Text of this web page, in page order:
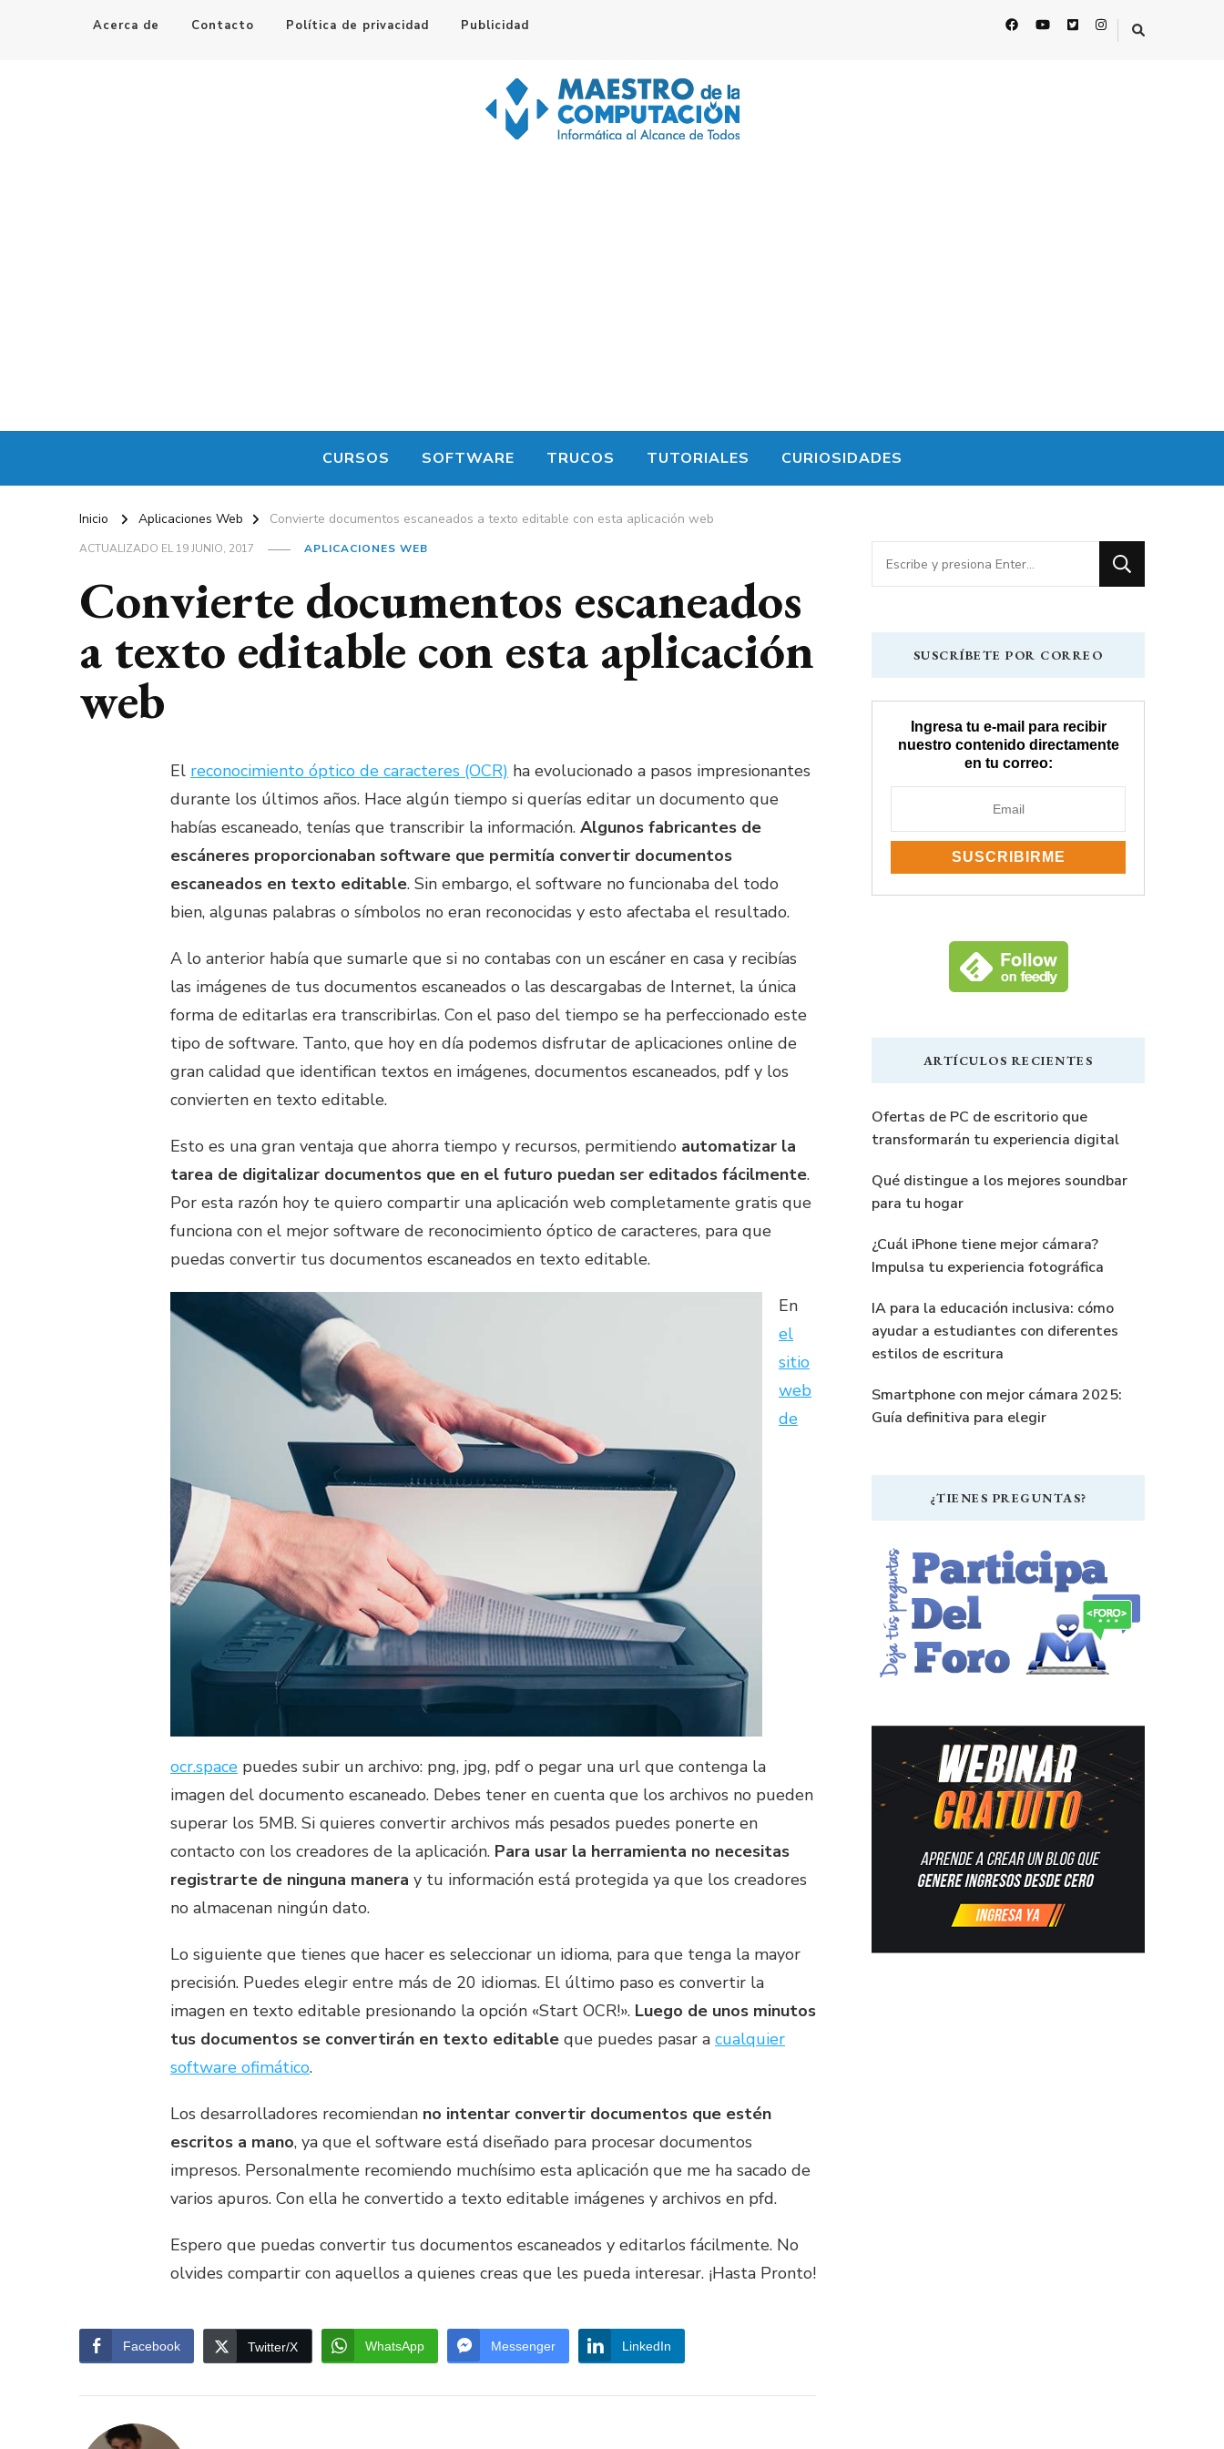
Acerca de Contacto Política de privacidad Publicidad
CURSOS SOFTWARE TRUCOS TUTORIALES CURIOSIDADES
Inicio Aplicaciones Web Convierte documentos escaneados a texto editable con esta aplicación web
ACTUALIZADO EL19 JUNIO, 2017 APLICACIONES WEB
Convierte documentos escaneados
a texto editable con esta aplicación
web
El reconocimiento óptico de caracteres (OCR) ha evolucionado a pasos impresionantes
durante los últimos años. Hace algún tiempo si querías editar un documento que
habías escaneado, tenías que transcribir la información. Algunos fabricantes de
escáneres proporcionaban software que permitía convertir documentos
escaneados en texto editable. Sin embargo, el software no funcionaba del todo
bien, algunas palabras o símbolos no eran reconocidas y esto afectaba el resultado.
A lo anterior había que sumarle que si no contabas con un escáner en casa y recibías
las imágenes de tus documentos escaneados o las descargabas de Internet, la única
forma de editarlas era transcribirlas. Con el paso del tiempo se ha perfeccionado este
tipo de software. Tanto, que hoy en día podemos disfrutar de aplicaciones online de
gran calidad que identifican textos en imágenes, documentos escaneados, pdf y los
convierten en texto editable.
Esto es una gran ventaja que ahorra tiempo y recursos, permitiendo automatizar la
tarea de digitalizar documentos que en el futuro puedan ser editados fácilmente.
Por esta razón hoy te quiero compartir una aplicación web completamente gratis que
funciona con el mejor software de reconocimiento óptico de caracteres, para que
puedas convertir tus documentos escaneados en texto editable.
En
el
sitio
web
de
ocr.space puedes subir un archivo: png, jpg, pdf o pegar una url que contenga la
imagen del documento escaneado. Debes tener en cuenta que los archivos no pueden
superar los 5MB. Si quieres convertir archivos más pesados puedes ponerte en
contacto con los creadores de la aplicación. Para usar la herramienta no necesitas
registrarte de ninguna manera y tu información está protegida ya que los creadores
no almacenan ningún dato.
Lo siguiente que tienes que hacer es seleccionar un idioma, para que tenga la mayor
precisión. Puedes elegir entre más de 20 idiomas. El último paso es convertir la
imagen en texto editable presionando la opción «Start OCR!». Luego de unos minutos
tus documentos se convertirán en texto editable que puedes pasar a cualquier
software ofimático.
Los desarrolladores recomiendan no intentar convertir documentos que estén
escritos a mano, ya que el software está diseñado para procesar documentos
impresos. Personalmente recomiendo muchísimo esta aplicación que me ha sacado de
varios apuros. Con ella he convertido a texto editable imágenes y archivos en pfd.
Espero que puedas convertir tus documentos escaneados y editarlos fácilmente. No
olvides compartir con aquellos a quienes creas que les pueda interesar. ¡Hasta Pronto!
Facebook Twitter/X WhatsApp Messenger LinkedIn
¿Buscas
algo?
SUSCRÍBETE POR CORREO
Ingresa tu e-mail para recibir
nuestro contenido directamente
en tu correo:
ARTÍCULOS RECIENTES
Ofertas de PC de escritorio que
transformarán tu experiencia digital
Qué distingue a los mejores soundbar
para tu hogar
¿Cuál iPhone tiene mejor cámara?
Impulsa tu experiencia fotográfica
IA para la educación inclusiva: cómo
ayudar a estudiantes con diferentes
estilos de escritura
Smartphone con mejor cámara 2025:
Guía definitiva para elegir
¿TIENES PREGUNTAS?